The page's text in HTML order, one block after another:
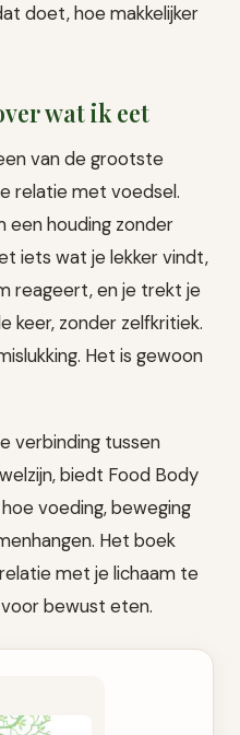
doet, hoe makkelijker
wat ik eet
van de grootste
relatie met voedsel.
een houding zonder
iets wat je lekker vindt,
reageert, en je trekt je
keer, zonder zelfkritiek.
Het is gewoon
verbinding tussen
biedt Food Body
voeding, beweging
Het boek
met je lichaam te
bewust eten.